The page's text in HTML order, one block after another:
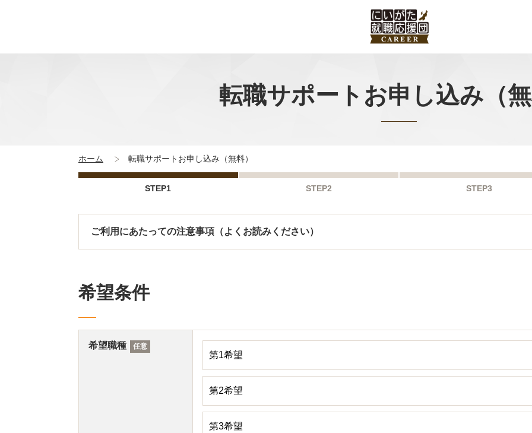
転職サポートお申し込み（
ホーム 転職サポートお申し込み（無料）
STEP1 STEP2 STEP3
ご利用にあたっての注意事項（よくお読みください）
希望条件
希望職種 任意